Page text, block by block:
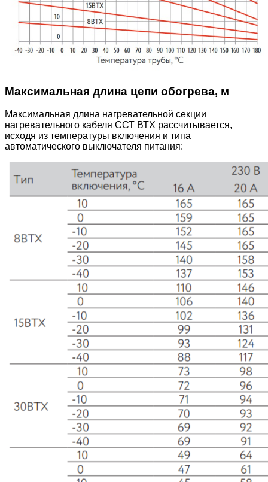
Максимальная длина цепи обогрева, м
Максимальная длина нагревательной секции
нагревательного кабеля ССТ ВТХ рассчитывается,
исходя из температуры включения и типа
автоматического выключателя питания: